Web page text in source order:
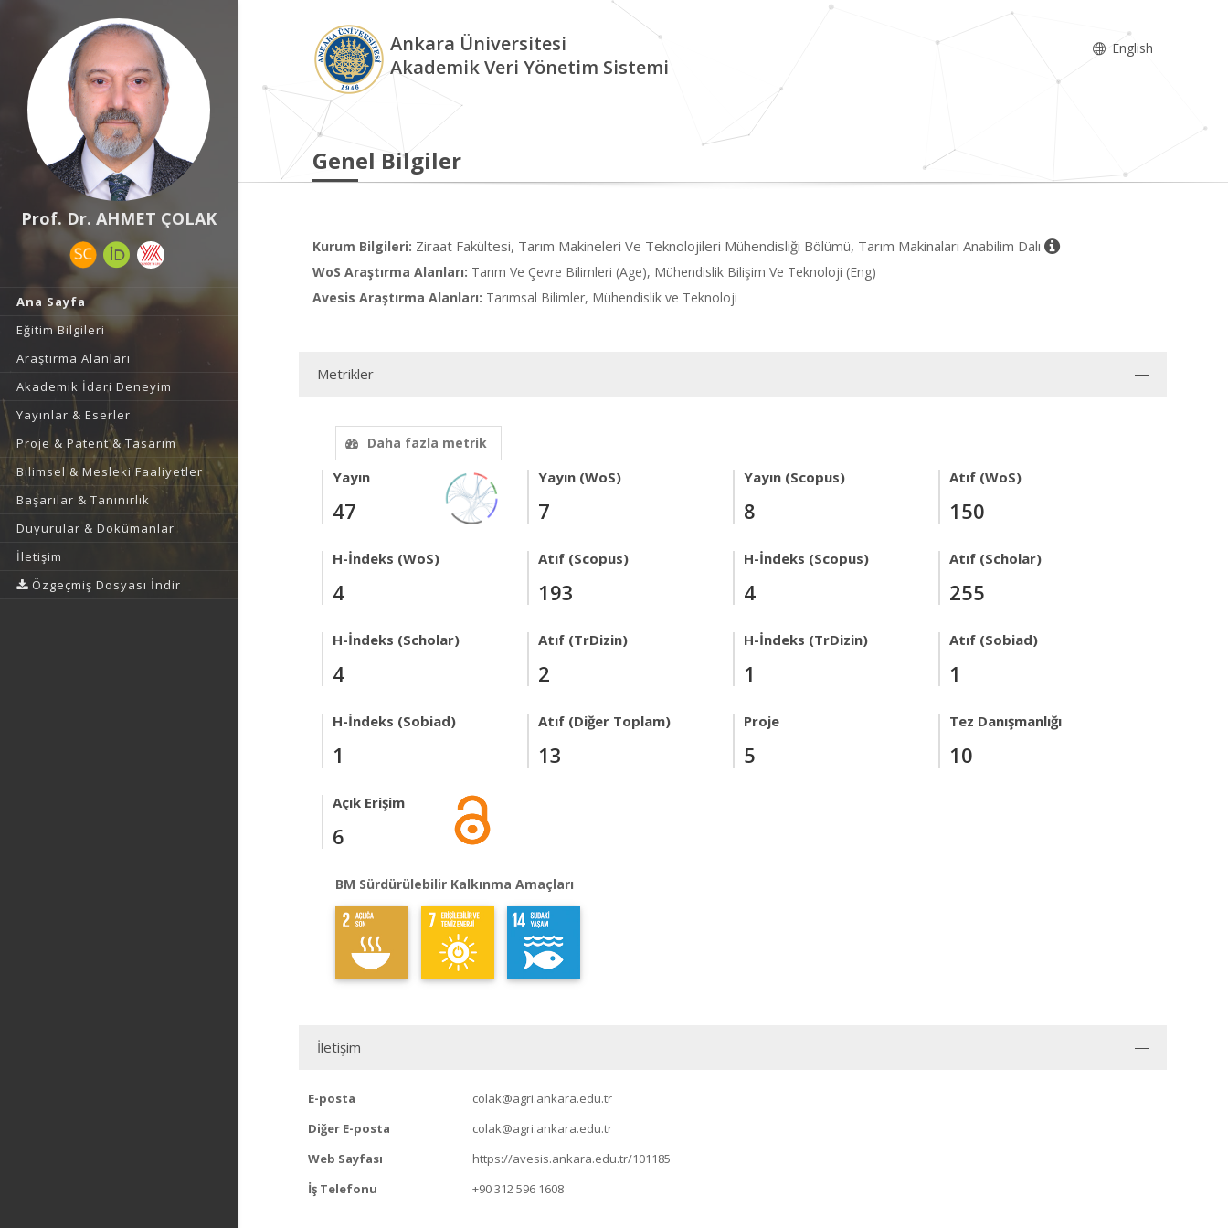
Prof. Dr. AHMET ÇOLAK
Ana Sayfa
Eğitim Bilgileri
Araştırma Alanları
Akademik İdari Deneyim
Yayınlar & Eserler
Proje & Patent & Tasarım
Bilimsel & Mesleki Faaliyetler
Başarılar & Tanınırlık
Duyurular & Dokümanlar
İletişim
Özgeçmiş Dosyası İndir
Ankara Üniversitesi
Akademik Veri Yönetim Sistemi
English
Genel Bilgiler
Kurum Bilgileri: Ziraat Fakültesi, Tarım Makineleri Ve Teknolojileri Mühendisliği Bölümü, Tarım Makinaları Anabilim Dalı
WoS Araştırma Alanları: Tarım Ve Çevre Bilimleri (Age), Mühendislik Bilişim Ve Teknoloji (Eng)
Avesis Araştırma Alanları: Tarımsal Bilimler, Mühendislik ve Teknoloji
Metrikler
Daha fazla metrik
Yayın
47
Yayın (WoS)
7
Yayın (Scopus)
8
Atıf (WoS)
150
H-İndeks (WoS)
4
Atıf (Scopus)
193
H-İndeks (Scopus)
4
Atıf (Scholar)
255
H-İndeks (Scholar)
4
Atıf (TrDizin)
2
H-İndeks (TrDizin)
1
Atıf (Sobiad)
1
H-İndeks (Sobiad)
1
Atıf (Diğer Toplam)
13
Proje
5
Tez Danışmanlığı
10
Açık Erişim
6
BM Sürdürülebilir Kalkınma Amaçları
İletişim
E-posta
colak@agri.ankara.edu.tr
Diğer E-posta
colak@agri.ankara.edu.tr
Web Sayfası
https://avesis.ankara.edu.tr/101185
İş Telefonu
+90 312 596 1608